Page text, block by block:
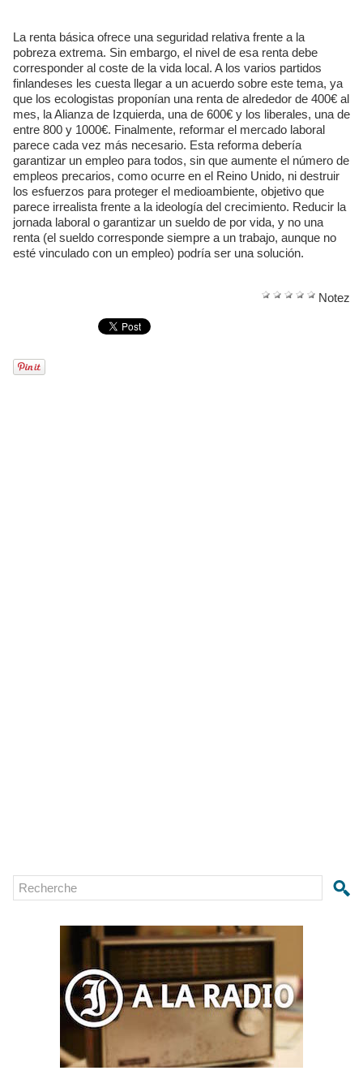
La renta básica ofrece una seguridad relativa frente a la
pobreza extrema. Sin embargo, el nivel de esa renta debe
corresponder al coste de la vida local. A los varios partidos
finlandeses les cuesta llegar a un acuerdo sobre este tema, ya
que los ecologistas proponían una renta de alrededor de 400€ al
mes, la Alianza de Izquierda, una de 600€ y los liberales, una de
entre 800 y 1000€. Finalmente, reformar el mercado laboral
parece cada vez más necesario. Esta reforma debería
garantizar un empleo para todos, sin que aumente el número de
empleos precarios, como ocurre en el Reino Unido, ni destruir
los esfuerzos para proteger el medioambiente, objetivo que
parece irrealista frente a la ideología del crecimiento. Reducir la
jornada laboral o garantizar un sueldo de por vida, y no una
renta (el sueldo corresponde siempre a un trabajo, aunque no
esté vinculado con un empleo) podría ser una solución.
Notez